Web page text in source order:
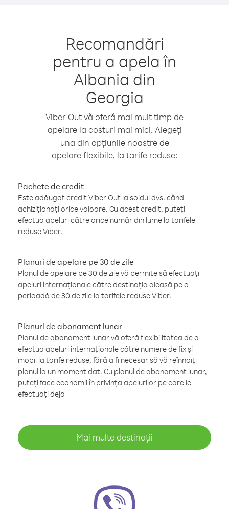
Recomandări
pentru a apela în
Albania din
Georgia
Viber Out vă oferă mai mult timp de
apelare la costuri mai mici. Alegeți
una din opțiunile noastre de
apelare flexibile, la tarife reduse:
Pachete de credit
Este adăugat credit Viber Out la soldul dvs. când
achiziționați orice valoare. Cu acest credit, puteți
efectua apeluri către orice număr din lume la tarifele
reduse Viber.
Planuri de apelare pe 30 de zile
Planul de apelare pe 30 de zile vă permite să efectuați
apeluri internaționale către destinația aleasă pe o
perioadă de 30 de zile la tarifele reduse Viber.
Planuri de abonament lunar
Planul de abonament lunar vă oferă flexibilitatea de a
efectua apeluri internaționale către numere de fix și
mobil la tarife reduse, fără a fi necesar să vă reînnoiți
planul la un moment dat. Cu planul de abonament lunar,
puteți face economii în privința apelurilor pe care le
efectuați deja
Mai multe destinații